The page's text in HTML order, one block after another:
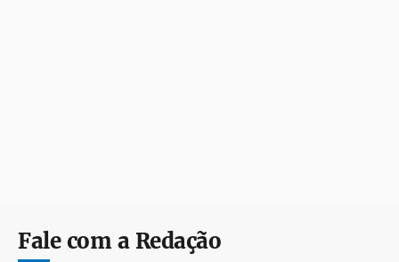
Fale com a Redação